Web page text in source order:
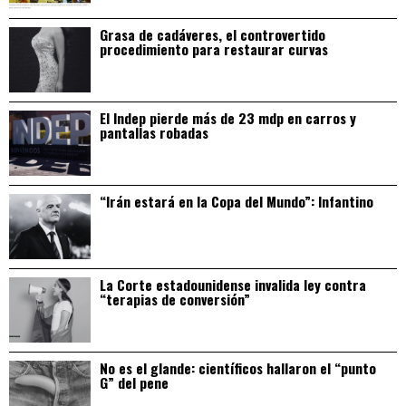
Grasa de cadáveres, el controvertido
procedimiento para restaurar curvas
El Indep pierde más de 23 mdp en carros y
pantallas robadas
“Irán estará en la Copa del Mundo”: Infantino
La Corte estadounidense invalida ley contra
“terapias de conversión”
No es el glande: científicos hallaron el “punto
G” del pene